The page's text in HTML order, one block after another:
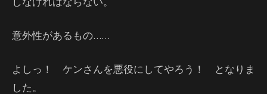
意外性があるもの……
よしっ！ ケンさんを悪役にしてやろう！ となりま
した。